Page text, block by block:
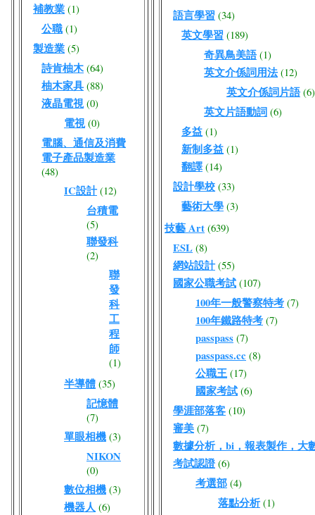
補教業 (1)
公職 (1)
製造業 (5)
詩肯柚木 (64)
柚木家具 (88)
液晶電視 (0)
電視 (0)
電腦、通信及消費
電子產品製造業
(48)
IC設計 (12)
台積電
(5)
聯發科
(2)
聯
發
科
工
程
師
(1)
半導體 (35)
記憶體
(7)
單眼相機 (3)
NIKON
(0)
數位相機 (3)
機器人 (6)
語言學習 (34)
英文學習 (189)
奇異鳥美語 (1)
英文介係詞用法 (12)
英文介係詞片語 (6)
英文片語動詞 (6)
多益 (1)
新制多益 (1)
翻譯 (14)
設計學校 (33)
藝術大學 (3)
技藝 Art (639)
ESL (8)
網站設計 (55)
國家公職考試 (107)
100年一般警察特考 (7)
100年鐵路特考 (7)
passpass (7)
passpass.cc (8)
公職王 (17)
國家考試 (6)
學涯部落客 (10)
審美 (7)
數據分析，bi，報表製作，大
考試認證 (6)
考選部 (4)
落點分析 (1)